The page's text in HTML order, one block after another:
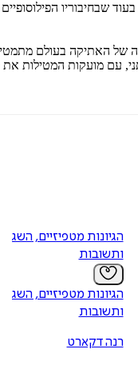
שבחיבוריו
של האתיקה בעולם
את צִלן על העולם המדעי-
הגיונות מטפיזיים, השגות
ותשובות
הגיונות מטפיזיים, השגות
ותשובות
רנה דקארט